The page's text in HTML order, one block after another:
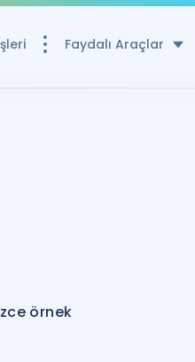
Faydalı Araçlar
Puan Hesaplama Aracı
Aracı
Hazırlananlar için Öneriler
örnek